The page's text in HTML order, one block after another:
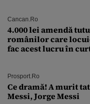
Cancan.ro
4.000 lei amendă
românilor care
fac acest lucru în
Prosport.ro
Ce dramă! A murit
Messi, Jorge Messi